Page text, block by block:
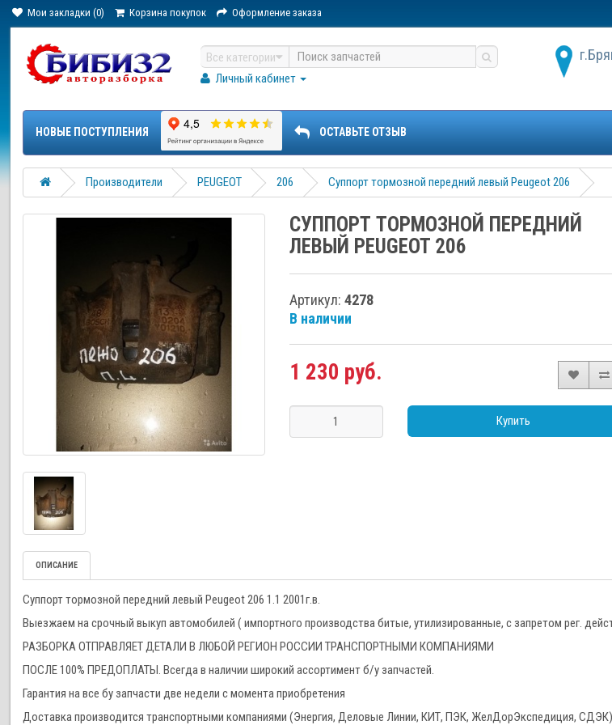
Мои закладки (0) Корзина покупок Оформление заказа
Все категории
Личный кабинет
НОВЫЕ ПОСТУПЛЕНИЯ ОСТАВЬТЕ ОТЗЫВ
Производители PEUGEOT 206 Суппорт тормозной передний левый Peugeot 206
СУППОРТ ТОРМОЗНОЙ ПЕРЕДНИЙ
ЛЕВЫЙ PEUGEOT 206
Артикул: 4278
В наличии
1 230 руб.
Купить
ОПИСАНИЕ
Суппорт тормозной передний левый Peugeot 206 1.1 2001г.в.
Выезжаем на срочный выкуп автомобилей ( импортного производства битые, утилизированные, с запретом рег.
РАЗБОРКА ОТПРАВЛЯЕТ ДЕТАЛИ В ЛЮБОЙ РЕГИОН РОССИИ ТРАНСПОРТНЫМИ КОМПАНИЯМИ
ПОСЛЕ 100% ПРЕДОПЛАТЫ. Всегда в наличии широкий ассортимент б/у запчастей.
Гарантия на все бу запчасти две недели с момента приобретения
Доставка производится транспортными компаниями (Энергия, Деловые Линии, КИТ, ПЭК, ЖелДорЭкспедиция,